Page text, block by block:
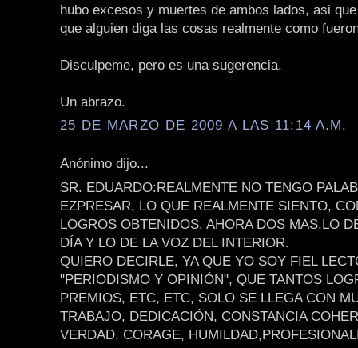
hubo excesos y muertes de ambos lados, asi
que alguien diga las cosas realmente como
Disculpeme, pero es una sugerencia.
Un abrazo.
25 DE MARZO DE 2009 A LAS 11:14 A.M.
Anónimo dijo...
SR. EDUARDO:REALMENTE NO TENGO
EZPRESAR, LO QUE REALMENTE SIENTO,
LOGROS OBTENIDOS. AHORA DOS MAS.LO
DÍA Y LO DE LA VOZ DEL INTERIOR.
QUIERO DECIRLE, YA QUE YO SOY FIEL
"PERIODISMO Y OPINIÓN", QUE TANTOS
PREMIOS, ETC, ETC, SOLO SE LLEGA CON
TRABAJO, DEDICACIÓN, CONSTANCIA
VERDAD, CORAGE,